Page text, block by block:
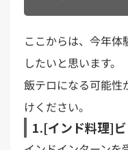
ここからは、今年
したいと思います。
飯テロになる可能性
けください。
1.[インド料理]